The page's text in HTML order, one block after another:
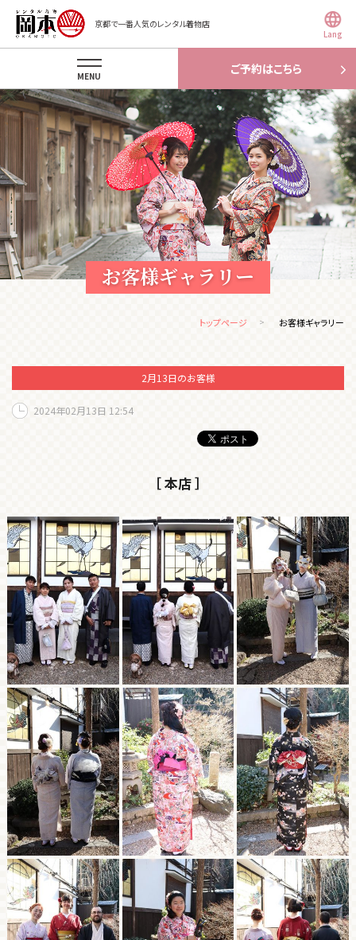
京都で一番人気のレンタル着物店
Lang
ご予約はこちら
MENU
お客様ギャラリー
トップページ お客様ギャラリー
2月13日のお客様
2024年02月13日 12:54
［ 本店 ］